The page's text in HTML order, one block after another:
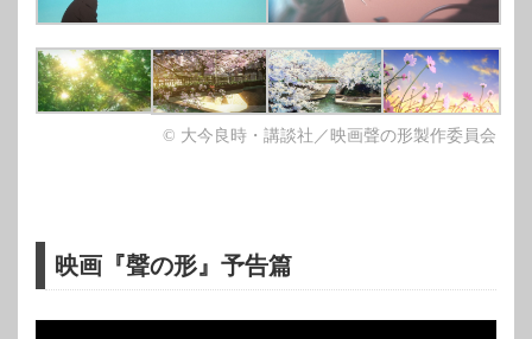
© 大今良時・講談社／映画聲の形製作委員会
映画『聲の形』予告篇